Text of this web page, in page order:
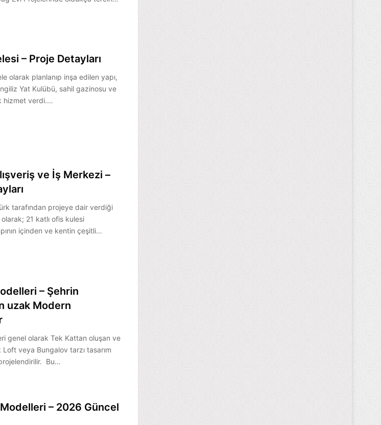
– Proje Detayları
olarak planlanıp inşa edilen yapı,
Yat Kulübü, sahil gazinosu ve
hizmet verdi.…
ve İş Merkezi –
tarafından projeye dair verdiği
21 katlı ofis kulesi
içinden ve kentin çeşitli…
– Şehrin
uzak Modern
genel olarak Tek Kattan oluşan ve
veya Bungalov tarzı tasarım
Bu…
– 2026 Güncel